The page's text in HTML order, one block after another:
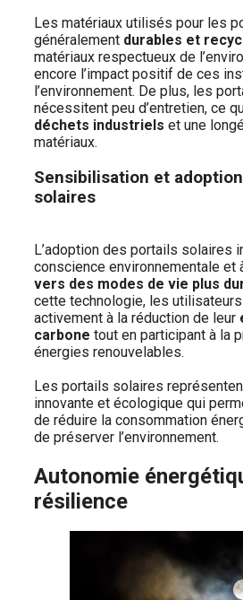
Les matériaux utilisés pour les
généralement durables et
matériaux respectueux de
encore l’impact positif de ces
l’environnement. De plus, les
nécessitent peu d’entretien, ce
déchets industriels et une
matériaux.
Sensibilisation et
solaires
L’adoption des portails solaires
conscience environnementale et
vers des modes de vie plus
cette technologie, les
activement à la réduction de leur
carbone tout en participant à la
énergies renouvelables.
Les portails solaires
innovante et écologique qui
de réduire la consommation
de préserver l’environnement.
Autonomie
résilience